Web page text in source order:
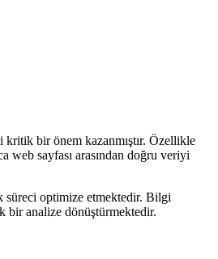
bir önem kazanmıştır. Özellikle
web sayfası arasından doğru veriyi
süreci optimize etmektedir. Bilgi
bir analize dönüştürmektedir.